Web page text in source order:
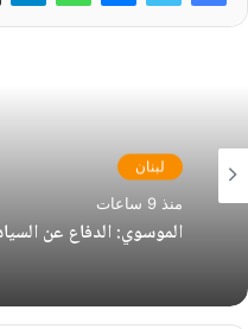
لبنان
منذ 9 ساعات
الموسوي: الدفاع عن